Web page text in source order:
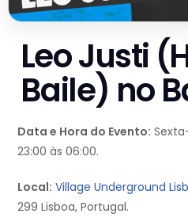
Leo Justi
Baile) no
Data e Hora do Evento:
23:00 às 06:00.
Local: Village Underground
299 Lisboa, Portugal.